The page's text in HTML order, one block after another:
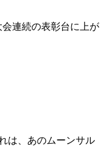
連続の表彰台に上が
は、あのムーンサル